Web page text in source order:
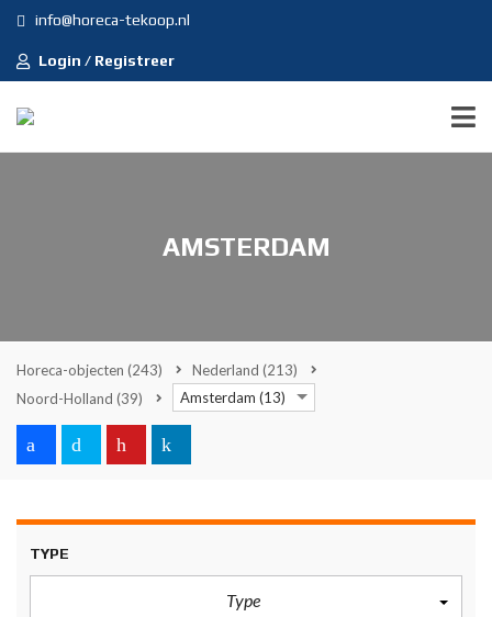
info@horeca-tekoop.nl
Login / Registreer
AMSTERDAM
Horeca-objecten (243) Nederland (213)
Noord-Holland (39) Amsterdam (13)
TYPE
Type